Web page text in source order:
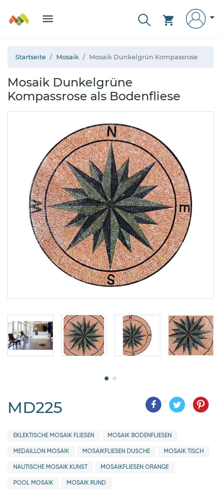
Startseite Mosaik Mosaik Dunkelgrün Kompassrose
Mosaik Dunkelgrüne
Kompassrose als Bodenfliese
MD225
EKLEKTISCHE MOSAIK FLIESEN MOSAIK BODENFLIESEN
MEDAILLON MOSAIK MOSAIKFLIESEN DUSCHE MOSAIK TISCH
NAUTISCHE MOSAIK KUNST MOSAIKFLIESEN ORANGE
POOL MOSAIK MOSAIK RUND